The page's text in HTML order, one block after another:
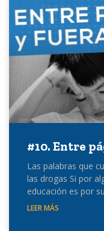
#10. Entre
Las palabras que
las drogas Si por
educación es por
LEER MÁS